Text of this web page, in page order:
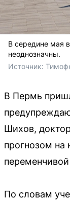
В середине мая
неоднозначны.
Источник:
В Пермь
Шихов,
прогнозом на
По словам